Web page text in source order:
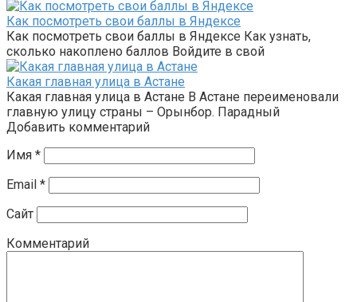
Как посмотреть свои баллы в Яндексе
Как посмотреть свои баллы в Яндексе Как узнать,
сколько накоплено баллов Войдите в свой
Какая главная улица в Астане
Какая главная улица в Астане В Астане переименовали
главную улицу страны – Орынбор. Парадный
Добавить комментарий
Имя *
Email *
Сайт
Комментарий